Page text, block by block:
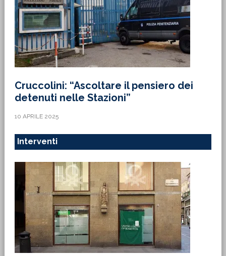
Cruccolini: “Ascoltare il pensiero dei
detenuti nelle Stazioni”
10 APRILE 2025
Interventi